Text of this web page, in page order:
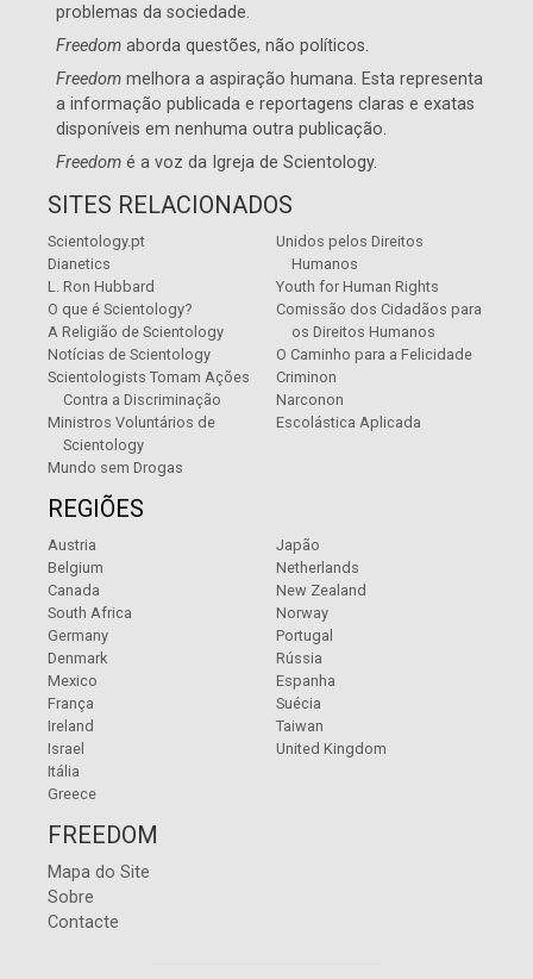
problemas da sociedade.
Freedom aborda questões, não políticos.
Freedom melhora a aspiração humana. Esta representa
a informação publicada e reportagens claras e exatas
disponíveis em nenhuma outra publicação.
Freedom é a voz da Igreja de Scientology.
SITES RELACIONADOS
Scientology.pt
Dianetics
L. Ron Hubbard
O que é Scientology?
A Religião de Scientology
Notícias de Scientology
Scientologists Tomam Ações
Contra a Discriminação
Ministros Voluntários de
Scientology
Mundo sem Drogas
Unidos pelos Direitos
Humanos
Youth for Human Rights
Comissão dos Cidadãos para
os Direitos Humanos
O Caminho para a Felicidade
Criminon
Narconon
Escolástica Aplicada
REGIÕES
Austria
Belgium
Canada
South Africa
Germany
Denmark
Mexico
França
Ireland
Israel
Itália
Greece
Japão
Netherlands
New Zealand
Norway
Portugal
Rússia
Espanha
Suécia
Taiwan
United Kingdom
FREEDOM
Mapa do Site
Sobre
Contacte